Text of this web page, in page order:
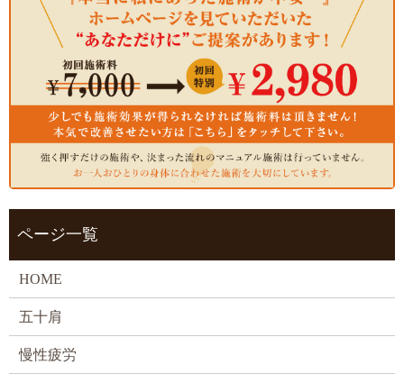
ページ一覧
HOME
五十肩
慢性疲労